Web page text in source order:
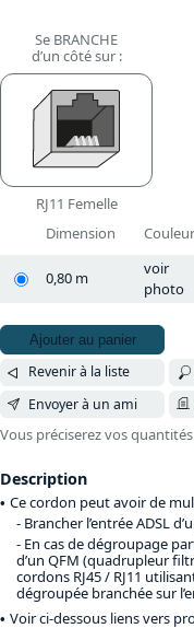
Se BRANCHE
d’un côté sur :
RJ11 Femelle
Dimension
Couleur
0,80 m
voir
photo
Ajouter au panier
Revenir à la liste
Envoyer à un ami
Vous préciserez vos
Description
Ce cordon peut avoir de
Brancher l’entrée ADSL
En cas de dégroupage
d’un QFM (quadrupleur
cordons RJ45 / RJ11
dégroupée branchée sur
Voir ci-dessous liens vers